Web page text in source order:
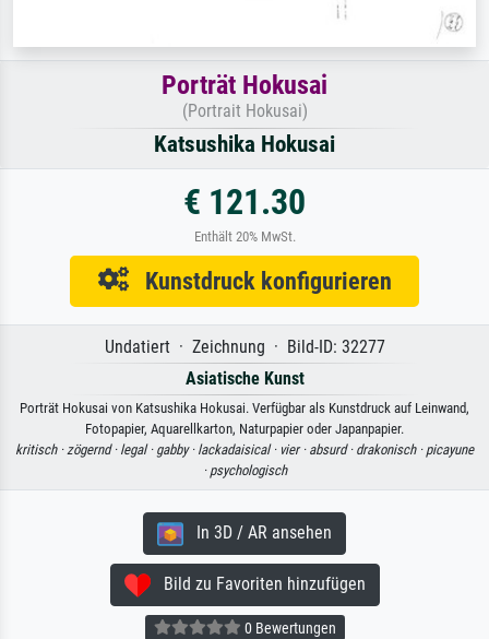
Porträt Hokusai
(Portrait Hokusai)
Katsushika Hokusai
€ 121.30
Enthält 20% MwSt.
Kunstdruck konfigurieren
Undatiert · Zeichnung · Bild-ID: 32277
Asiatische Kunst
Porträt Hokusai von Katsushika Hokusai. Verfügbar als Kunstdruck auf Leinwand,
Fotopapier, Aquarellkarton, Naturpapier oder Japanpapier.
kritisch ·zögernd · legal · gabby · lackadaisical · vier · absurd · drakonisch · picayune
· psychologisch
In 3D / AR ansehen
Bild zu Favoriten hinzufügen
0 Bewertungen